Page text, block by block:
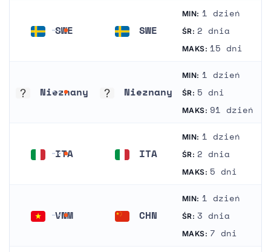
SWE SWE
MIN: 1 dzień
ŚR: 2 dnia
MAKS: 15 dni
Nieznany Nieznany
MIN: 1 dzień
ŚR: 5 dni
MAKS: 91 dzień
ITA ITA
MIN: 1 dzień
ŚR: 2 dnia
MAKS: 5 dni
VNM CHN
MIN: 1 dzień
ŚR: 3 dnia
MAKS: 7 dni